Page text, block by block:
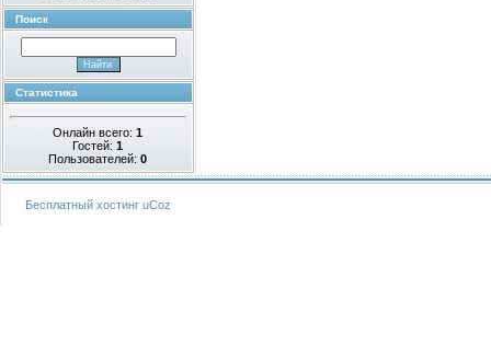
Поиск
Статистика
Онлайн всего:1
Гостей:1
Пользователей:0
Бесплатный хостинг uCoz